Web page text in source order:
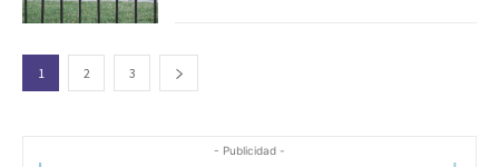
1 2 3
- Publicidad -